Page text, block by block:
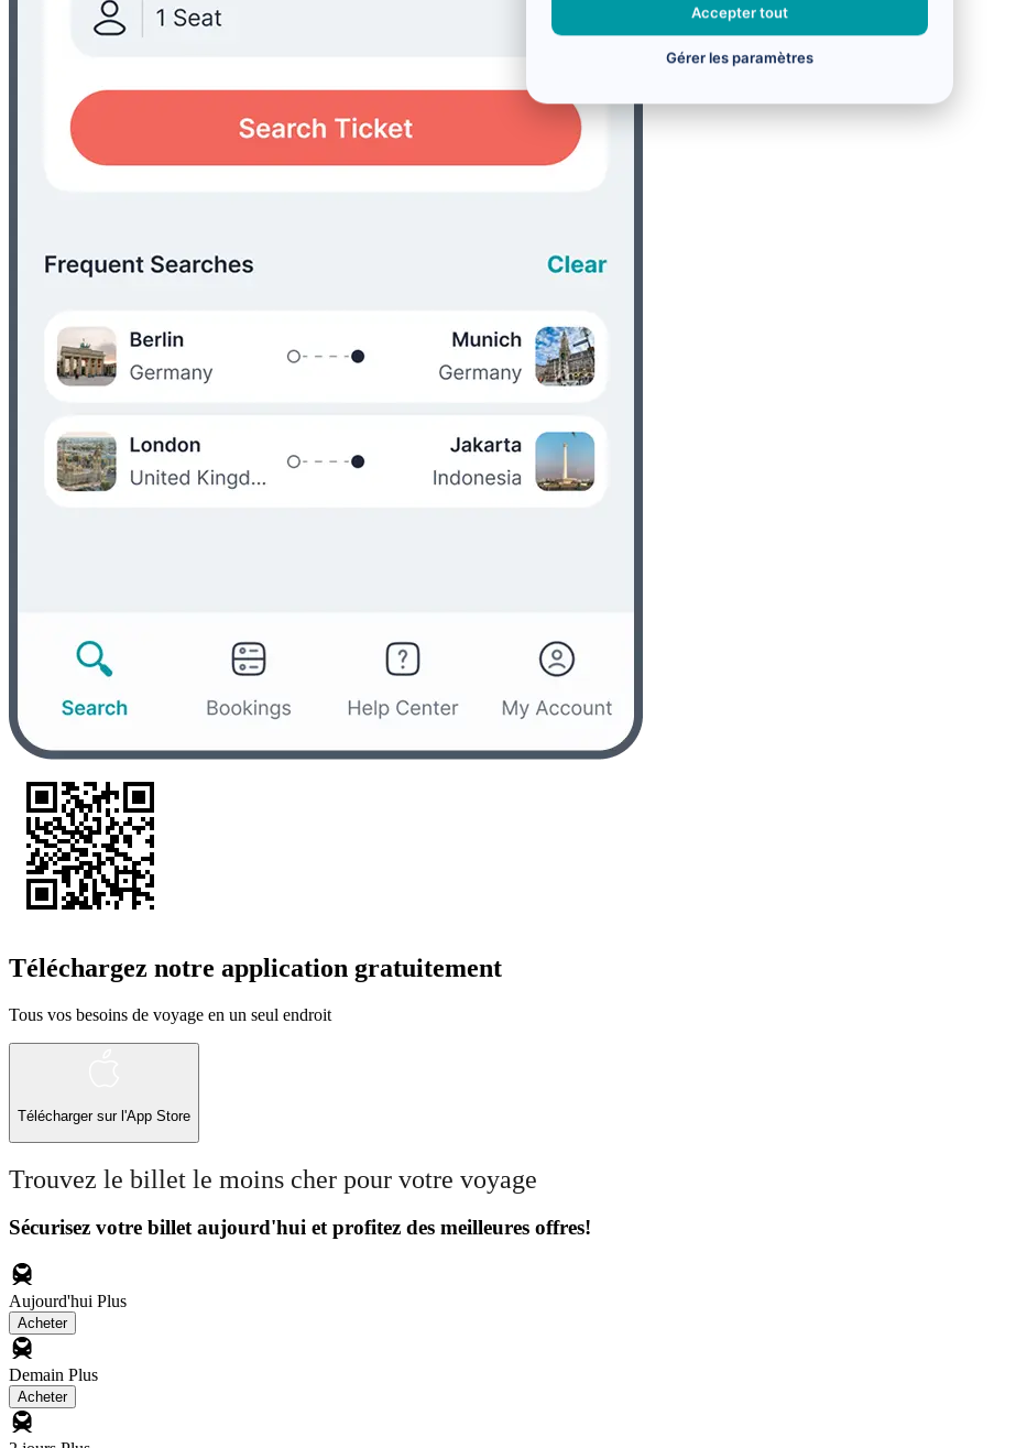
Téléchargez notre application gratuitement
Tous vos besoins de voyage en un seul endroit
Télécharger sur l'App Store
Trouvez le billet le moins cher pour votre voyage
Sécurisez votre billet aujourd'hui et profitez des meilleures offres!
Aujourd'hui Plus
Acheter
Demain Plus
Acheter
Accepter tout
Gérer les paramètres